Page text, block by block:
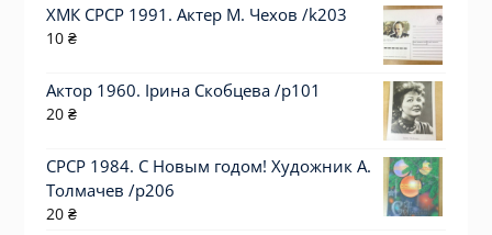
ХМК СРСР 1991. Актер М. Чехов /k203
10 ₴
Актор 1960. Ірина Скобцева /p101
20 ₴
СРСР 1984. С Новым годом! Художник А.
Толмачев /р206
20 ₴